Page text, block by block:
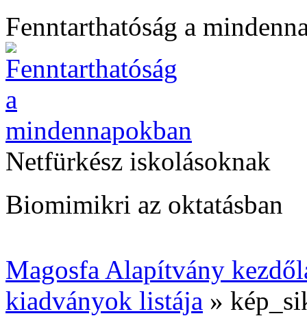
Fenntarthatóság a
Netfürkész iskolásoknak
Biomimikri az oktatásban
Magosfa Alapítvány
kiadványok listája »